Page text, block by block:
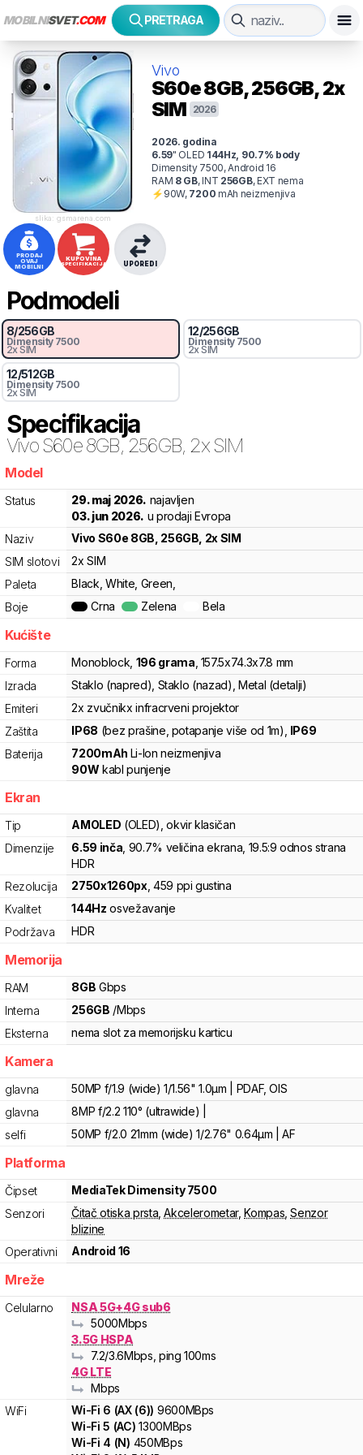
MOBILNISVET.COM PRETRAGA
slika: gsmarena.com
Vivo
S60e8GB, 256GB, 2x
SIM
2026
2026. godina
6.59" OLED 144Hz 90.7% body
Dimensity 7500, Android 16
RAM 8GB,INT 256GB,EXT nema
⚡ 90W, 7200 mAh neizmenjiva
PRODAJ
OVAJ
MOBILNI
KUPOVINA
SPECIFIKACIJA UPOREDI
Podmodeli
8/256GB
Dimensity 7500
2x SIM
12/256GB
Dimensity 7500
2x SIM
12/512GB
Dimensity 7500
2x SIM
Specifikacija
Vivo S60e 8GB, 256GB, 2x SIM
Model
Status 29. maj 2026. najavljen
03. jun 2026. u prodaji Evropa
Naziv
Vivo S60e 8GB, 256GB, 2x SIM
SIM slotovi
2x SIM
Paleta
Black, White, Green,
Boje
Crna Zelena Bela
Kućište
Forma Monoblock 196 grama 157.5x74.3x7.8 mm
Izrada
Staklo (napred), Staklo (nazad), Metal (detalji)
Emiteri
2x zvučnikx infracrveni projektor
Zaštita
IP68 (bez prašine, potapanje više od 1m) IP69
Baterija
7200mAh Li-Ion neizmenjiva
90W kabl punjenje
Ekran
Tip AMOLED (OLED) , okvir klasičan
Dimenzije
6.59 inča , 90.7% veličina ekrana , 19.5:9 odnos strana
HDR
Rezolucija
2750x1260px, 459 ppi gustina
Kvalitet
144Hz osvežavanje
Podržava
HDR
Memorija
RAM 8GB Gbps
Interna
256GB /Mbps
Eksterna
nema slot za memorijsku karticu
Kamera
glavna
50MP f/1.9 (wide) 1/1.56" 1.0µm | PDAF, OIS
glavna
8MP f/2.2 110° (ultrawide) |
selfi
50MP f/2.0 21mm (wide) 1/2.76" 0.64µm | AF
Platforma
Čipset MediaTekDimensity 7500
Senzori
Čitač otiska prsta ,Akcelerometar,Kompas ,Senzor
blizine
Operativni
Android 16
Mreže
Celularno
NSA 5G+4G sub6
5000Mbps
3.5G HSPA
7.2/3.6Mbps , ping 100ms
4G LTE
Mbps
WiFi
Wi-Fi 6 (AX (6)) 9600MBps
Wi-Fi5 (AC) 1300MBps
Wi-Fi 4 (N) 450MBps